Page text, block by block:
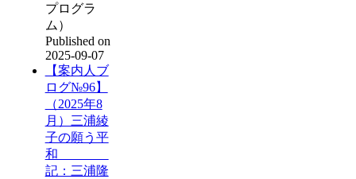
プログラ
ム）
Published on
2025-09-07
【案内人ブ
ログ№96】
（2025年8
月）三浦綾
子の願う平
和
記：三浦隆